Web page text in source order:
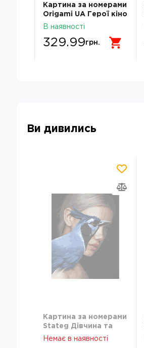
Картина за номерами
Origami UA Герої кіно
Скрудж Макдак з
40х50 см LW3479
В наявності
329.99грн.
Ви дивились
Картина за номерами
Stateg Дівчина та
синій птах 40х50 см
Немає в наявності